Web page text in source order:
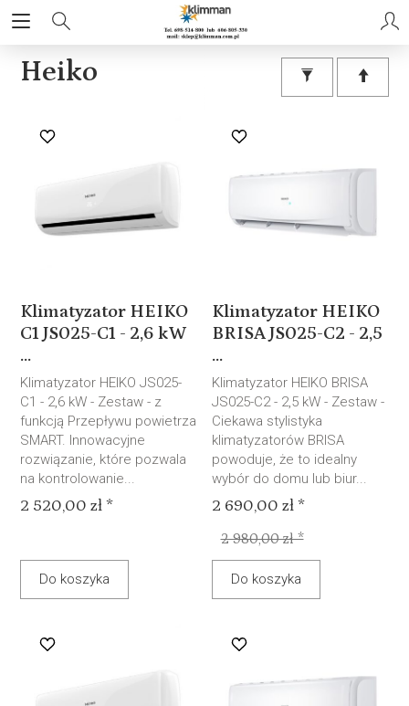
Heiko
Klimatyzator HEIKO
C1 JS025-C1 - 2,6 kW
...
Klimatyzator HEIKO JS025-
C1 - 2,6 kW - Zestaw - z
funkcją Przepływu powietrza
SMART. Innowacyjne
rozwiązanie, które pozwala
na kontrolowanie...
2 520,00 zł *
Do koszyka
Klimatyzator HEIKO
BRISA JS025-C2 - 2,5
...
Klimatyzator HEIKO BRISA
JS025-C2 - 2,5 kW - Zestaw -
Ciekawa stylistyka
klimatyzatorów BRISA
powoduje, że to idealny
wybór do domu lub biur...
2 690,00 zł *
2 980,00 zł *
Do koszyka